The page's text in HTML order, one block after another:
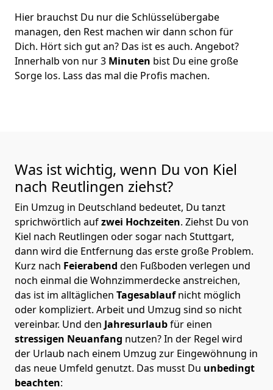
Hier brauchst Du nur die Schlüsselübergabe
managen, den Rest machen wir dann schon für
Dich. Hört sich gut an? Das ist es auch. Angebot?
Innerhalb von nur 3 Minuten bist Du eine große
Sorge los. Lass das mal die Profis machen.
Was ist wichtig, wenn Du von Kiel
nach Reutlingen ziehst?
Ein Umzug in Deutschland bedeutet, Du tanzt
sprichwörtlich aufzwei Hochzeiten. Ziehst Du von
Kiel nach Reutlingen oder sogar nach Stuttgart,
dann wird die Entfernung das erste große Problem.
Kurz nach Feierabend den Fußboden verlegen und
noch einmal die Wohnzimmerdecke anstreichen,
das ist im alltäglichen Tagesablaufnicht möglich
oder kompliziert. Arbeit und Umzug sind so nicht
vereinbar. Und den Jahresurlaubfür einen
stressigen Neuanfang nutzen? In der Regel wird
der Urlaub nach einem Umzug zur Eingewöhnung in
das neue Umfeld genutzt. Das musst Du unbedingt
beachten: